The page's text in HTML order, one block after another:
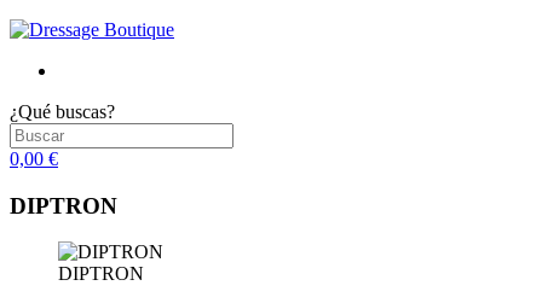
¿Qué buscas?
0,00 €
DIPTRON
DIPTRON